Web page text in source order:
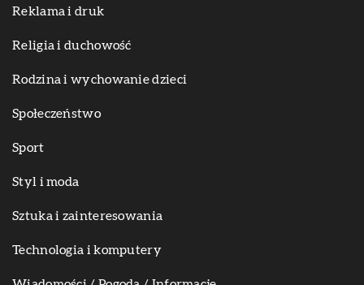
Reklama i druk
Religia i duchowość
Rodzina i wychowanie dzieci
Społeczeństwo
Sport
Styl i moda
Sztuka i zainteresowania
Technologia i komputery